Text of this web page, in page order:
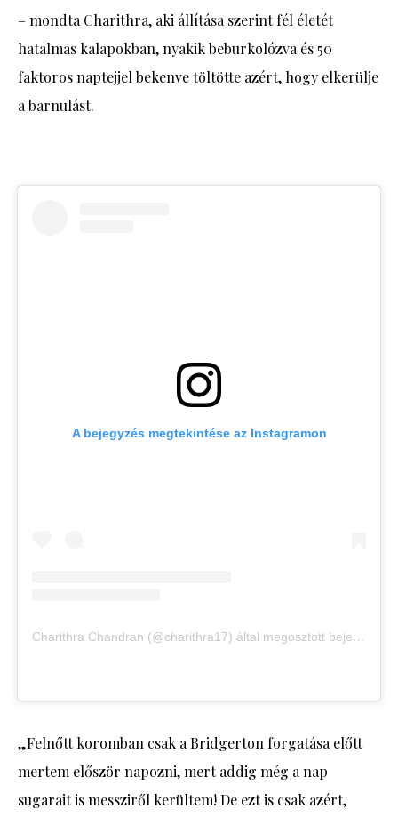
– mondta Charithra, aki állítása szerint fél életét
hatalmas kalapokban, nyakik beburkolózva és 50
faktoros naptejjel bekenve töltötte azért, hogy elkerülje
a barnulást.
A bejegyzés megtekintése az Instagramon
Charithra Chandran (@charithra17) által megosztott bejegyzés
„Felnőtt koromban csak a Bridgerton forgatása előtt
mertem először napozni, mert addig még a nap
sugarait is messziről kerültem! De ezt is csak azért,